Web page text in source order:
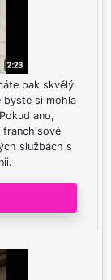
pak skvělý
byste si mohla
ano,
franchisové
službách s